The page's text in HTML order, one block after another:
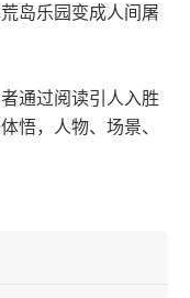
岛乐园变成人间屠
通过阅读引人入胜
悟，人物、场景、